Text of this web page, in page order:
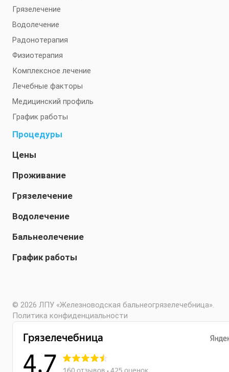
Грязелечение
Водолечение
Радонотерапия
Физиотерапия
Комплексное лечение
Лечебные факторы
Медицинский профиль
График работы
Процедуры
Цены
Проживание
Грязелечение
Водолечение
Бальнеолечение
График работы
© 2026 ЛПУ «Железноводская бальнеогрязелечебница».
Политика конфиденциальности